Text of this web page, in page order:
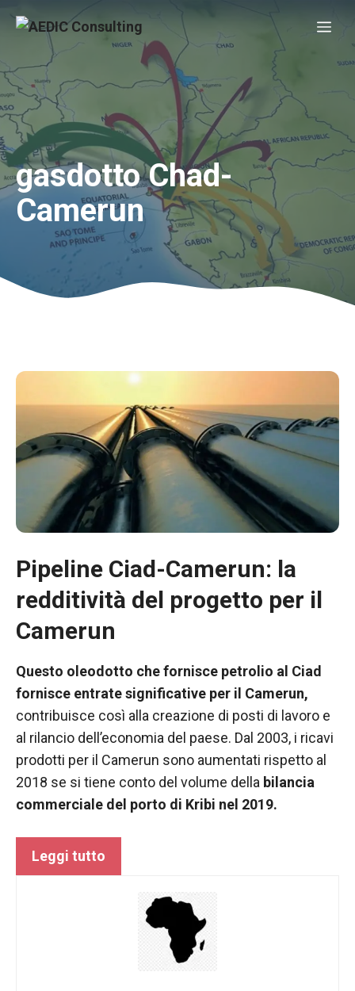
contenuto
gasdotto Chad-
Camerun
Pipeline Ciad-Camerun: la
redditività del progetto per il
Camerun
Questo oleodotto che fornisce petrolio al Ciad
fornisce entrate significative per il Camerun,
contribuisce così alla creazione di posti di lavoro e
al rilancio dell’economia del paese. Dal 2003, i ricavi
prodotti per il Camerun sono aumentati rispetto al
2018 se si tiene conto del volume della bilancia
commerciale del porto di Kribi nel 2019.
Leggi tutto
Necessario
Questi cookie
non sono
Sono
necessari per
funzionamento
del sito web.
Al fine di
funzionalità
e la